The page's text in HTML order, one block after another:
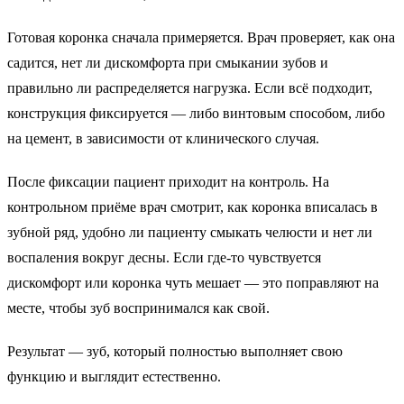
Готовая коронка сначала примеряется. Врач проверяет, как она
садится, нет ли дискомфорта при смыкании зубов и
правильно ли распределяется нагрузка. Если всё подходит,
конструкция фиксируется — либо винтовым способом, либо
на цемент, в зависимости от клинического случая.
После фиксации пациент приходит на контроль. На
контрольном приёме врач смотрит, как коронка вписалась в
зубной ряд, удобно ли пациенту смыкать челюсти и нет ли
воспаления вокруг десны. Если где-то чувствуется
дискомфорт или коронка чуть мешает — это поправляют на
месте, чтобы зуб воспринимался как свой.
Результат — зуб, который полностью выполняет свою
функцию и выглядит естественно.